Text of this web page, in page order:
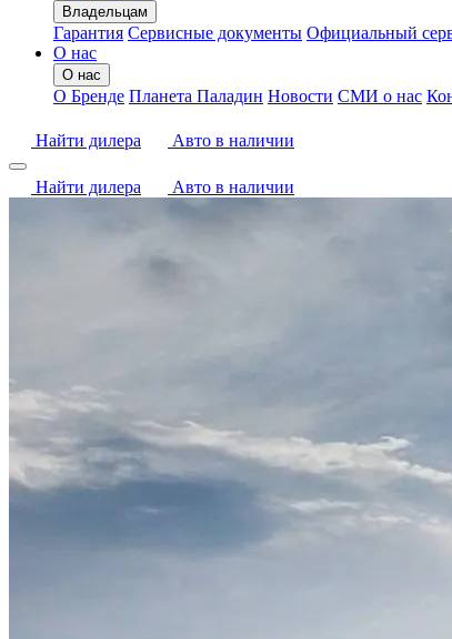
Владельцам
Гарантия Сервисные документы Официальный
О нас
О нас
О Бренде Планета Паладин Новости СМИ о нас
Найти дилера Авто в наличии
Найти дилера Авто в наличии